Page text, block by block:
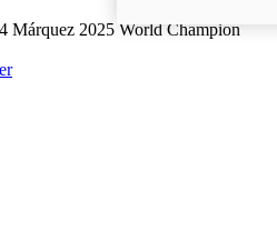
Márquez 2025 World Champion